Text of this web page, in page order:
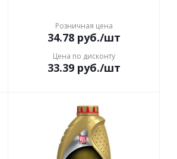
Розничная цена
34.78 руб./шт
Цена по дисконту
33.39 руб./шт